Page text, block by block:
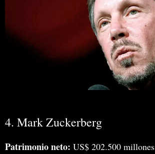
4. Mark Zuckerberg
Patrimonio neto: US$ 202.500 millones